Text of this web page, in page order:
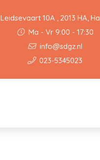
Leidsevaart 10A , 2013 HA,
Ma - Vr 9:00 - 17:30
info@sdgz.nl
023-5345023